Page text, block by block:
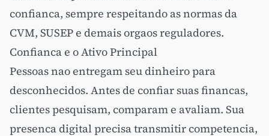
confianca, sempre respeitando as normas da
CVM, SUSEP e demais orgaos reguladores.
Confianca e o Ativo Principal
Pessoas nao entregam seu dinheiro para
desconhecidos. Antes de confiar suas financas,
clientes pesquisam, comparam e avaliam. Sua
presenca digital precisa transmitir competencia,